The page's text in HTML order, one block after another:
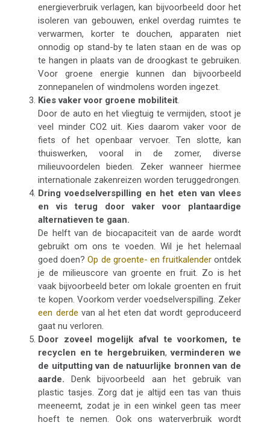
energieverbruik verlagen, kan bijvoorbeeld door het
isoleren van gebouwen, enkel overdag ruimtes te
verwarmen, korter te douchen, apparaten niet
onnodig op stand-by te laten staan en de was op
te hangen in plaats van de droogkast te gebruiken.
Voor groene energie kunnen dan bijvoorbeeld
zonnepanelen of windmolens worden ingezet.
Kies vaker voor groene mobiliteit.
Door de auto en het vliegtuig te vermijden, stoot je
veel minder CO2 uit. Kies daarom vaker voor de
fiets of het openbaar vervoer. Ten slotte, kan
thuiswerken, vooral in de zomer, diverse
milieuvoordelen bieden. Zekerwanneer hiermee
internationale zakenreizen worden teruggedrongen.
Dring voedselverspilling en het eten van vlees
en vis terug door vaker voor plantaardige
alternatieven te gaan.
De helft van de biocapaciteit van de aarde wordt
gebruikt om ons te voeden. Wil je het helemaal
goed doen?Op de groente- en fruitkalender ontdek
je de milieuscore van groente en fruit. Zo is het
vaak bijvoorbeeld beter om lokale groenten en fruit
te kopen. Voorkom verder voedselverspilling. Zeker
een derde van al het eten dat wordt geproduceerd
gaat nu verloren.
Door zoveel mogelijk afval te voorkomen, te
recyclen en te hergebruiken,verminderen we
de uitputting van de natuurlijke bronnen van de
aarde. Denk bijvoorbeeld aan het gebruik van
plastic tasjes. Zorg dat je altijd een tas van thuis
meeneemt, zodat je in een winkel geen tas meer
hoeft te nemen. Ook ons waterverbruik wordt